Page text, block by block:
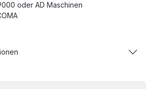
oder AD Maschinen